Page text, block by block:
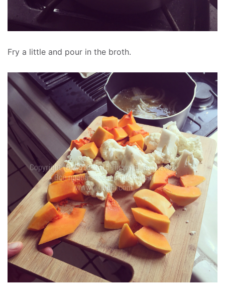
Fry a little and pour in the broth.